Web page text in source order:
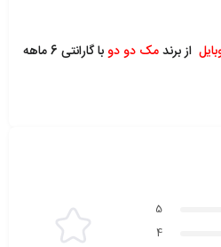
از برندمک دو دو
با گارانتی 6 ماهه
5
4